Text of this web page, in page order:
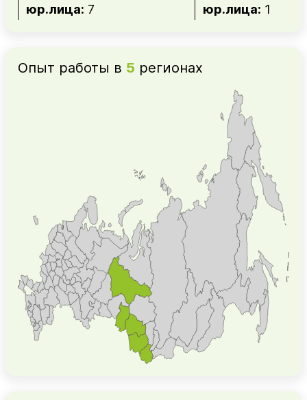
юр.лица: 7
юр.лица: 1
Опыт работы в 5 регионах